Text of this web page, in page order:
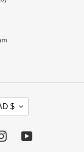
$
InstagramYouTube